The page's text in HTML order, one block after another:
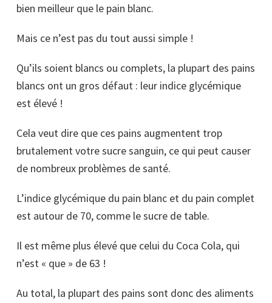
bien meilleur que le pain blanc.
Mais ce n’est pas du tout aussi simple !
Qu’ils soient blancs ou complets, la plupart des pains
blancs ont un gros défaut : leur indice glycémique
est élevé !
Cela veut dire que ces pains augmentent trop
brutalement votre sucre sanguin, ce qui peut causer
de nombreux problèmes de santé.
L’indice glycémique du pain blanc et du pain complet
est autour de 70, comme le sucre de table.
Il est même plus élevé que celui du Coca Cola, qui
n’est « que » de 63 !
Au total, la plupart des pains sont donc des aliments